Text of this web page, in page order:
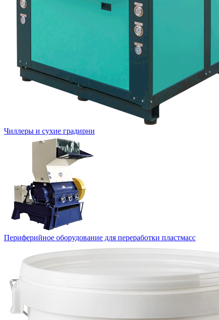
Чиллеры и сухие градирни
Периферийное оборудование для переработки пластмасс